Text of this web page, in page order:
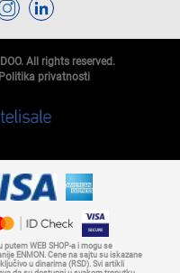
All rights reserved.
Politika privatnosti
putem WEB SHOP-a i mogu se
ENMON. Cene na sajtu su iskazane
u dinarima (RSD). Svi artikli